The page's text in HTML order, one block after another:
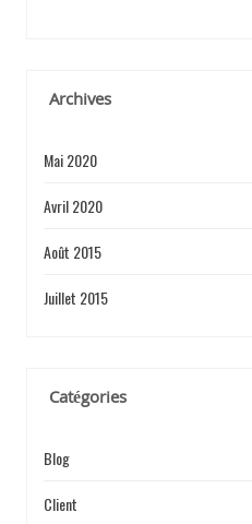
I
C
L
E
Archives
Mai 2020
Avril 2020
Août 2015
Juillet 2015
Catégories
Blog
Client